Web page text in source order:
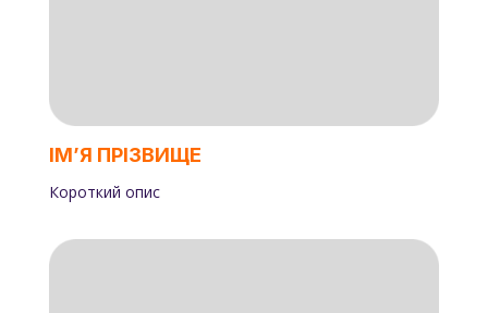
ІМʼЯ ПРІЗВИЩЕ
Короткий опис